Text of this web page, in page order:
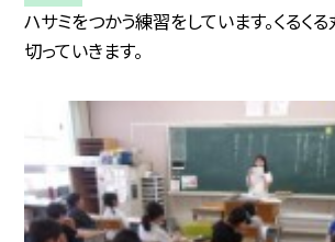
ハサミをつかう練習をしています。くるく
切っていきます。